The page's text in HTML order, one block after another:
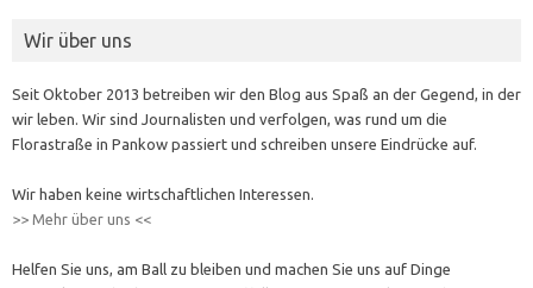
Wir über uns
Seit Oktober 2013 betreiben wir den Blog aus Spaß an der Gegend, in der
wir leben. Wir sind Journalisten und verfolgen, was rund um die
Florastraße in Pankow passiert und schreiben unsere Eindrücke auf.
Wir haben keine wirtschaftlichen Interessen.
>> Mehr über uns <<
Helfen Sie uns, am Ball zu bleiben und machen Sie uns auf Dinge